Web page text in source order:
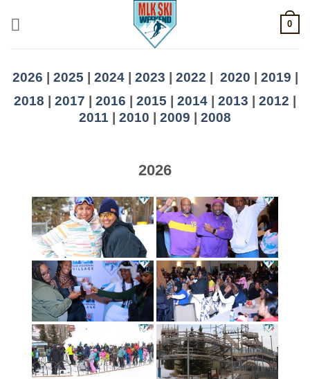
0
2026 2025 2024| 2023 2022 2020 2019
2018 | 2017 | 2016 | 2015 | 2014 | 2013 | 2012 |
2011 | 2010 | 2009 | 2008
2026